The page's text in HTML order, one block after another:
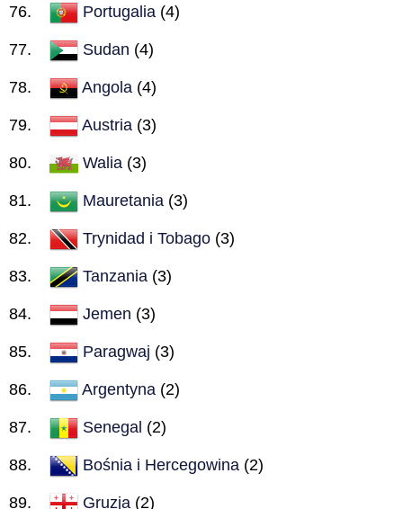
Portugalia (4)
Sudan (4)
Angola (4)
Austria (3)
Walia (3)
Mauretania (3)
Trynidad i Tobago (3)
Tanzania (3)
Jemen (3)
Paragwaj (3)
Argentyna (2)
Senegal (2)
Bośnia i Hercegowina (2)
Gruzja (2)